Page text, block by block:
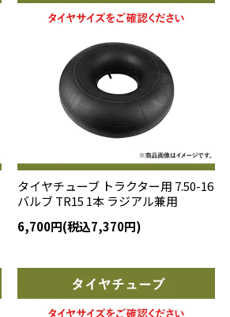
タイヤチューブ トラクター用 7.50-16
バルブ TR15 1本 ラジアル兼用
6,700円(税込7,370円)